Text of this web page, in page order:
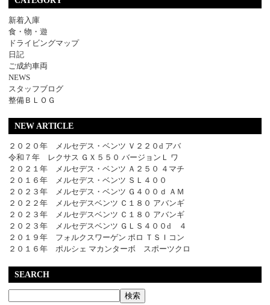
新着入庫
食・物・遊
ドライビングマップ
日記
ご成約車両
NEWS
スタッフブログ
整備ＢＬＯＧ
NEW ARTICLE
２０２０年 メルセデス・ベンツ Ｖ２２０d アバ
令和７年 レクサス ＧＸ５５０ バージョンＬ ワ
２０２１年 メルセデス・ベンツ Ａ２５０ ４マチ
２０１６年 メルセデス・ベンツ ＳＬ４００
２０２３年 メルセデス・ベンツ Ｇ４００ｄ ＡＭ
２０２２年 メルセデスベンツ Ｃ１８０ アバンギ
２０２３年 メルセデスベンツ Ｃ１８０ アバンギ
２０２３年 メルセデスベンツ ＧＬＳ４００d ４
２０１９年 フォルクスワーゲン ポロ ＴＳＩコン
２０１６年 ポルシェ マカンターボ スポーツクロ
SEARCH